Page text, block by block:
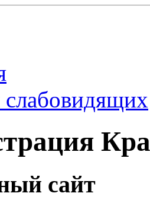
слабовидящих
сайт